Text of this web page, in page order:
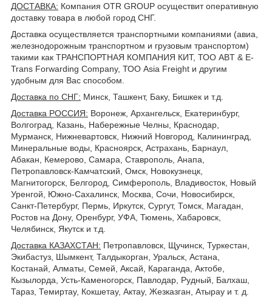
ДОСТАВКА: Компания OTR GROUP осуществит оперативную
доставку товара в любой город СНГ.
Доставка осуществляется транспортными компаниями (авиа,
железнодорожным транспортном и грузовым транспортом)
такими как ТРАНСПОРТНАЯ КОМПАНИЯ КИТ, ТОО ABT & E-
Trans Forwarding Company, ТОО Asia Freight и другим
удобным для Вас способом.
Доставка по СНГ: Минск, Ташкент, Баку, Бишкек и т.д.
Доставка РОССИЯ: Воронеж, Архангельск, Екатеринбург,
Волгоград, Казань, Набережные Челны, Краснодар,
Мурманск, Нижневартовск, Нижний Новгород, Калининград,
Минеральные воды, Красноярск, Астрахань, Барнаул,
Абакан, Кемерово, Самара, Ставрополь, Анапа,
Петропавловск-Камчатский, Омск, Новокузнецк,
Магнитогорск, Белгород, Симферополь, Владивосток, Новый
Уренгой, Южно-Сахалинск, Москва, Сочи, Новосибирск,
Санкт-Петербург, Пермь, Иркутск, Сургут, Томск, Магадан,
Ростов на Дону, Оренбург, УФА, Тюмень, Хабаровск,
Челябинск, Якутск и т.д.
Доставка КАЗАХСТАН: Петропавловск, Щучинск, Туркестан,
Экибастуз, Шымкент, Талдыкорган, Уральск, Астана,
Костанай, Алматы, Семей, Аксай, Караганда, Актобе,
Кызылорда, Усть-Каменогорск, Павлодар, Рудный, Балхаш,
Тараз, Темиртау, Кокшетау, Актау, Жезказган, Атырау и т. д.